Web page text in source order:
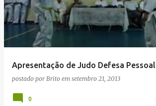
Apresentação de Judo Defesa Pessoal
postado por Brito em setembro 21, 2013
0